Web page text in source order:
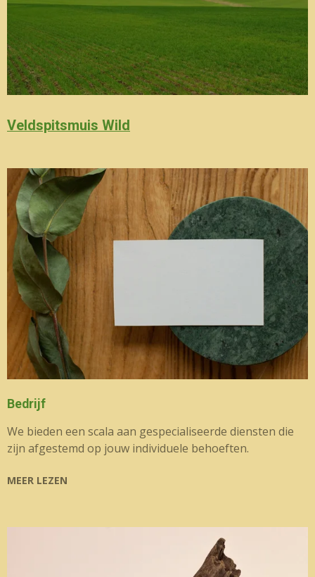
Veldspitsmuis Wild
Bedrijf
We bieden een scala aan gespecialiseerde diensten die
zijn afgestemd op jouw individuele behoeften.
MEER LEZEN